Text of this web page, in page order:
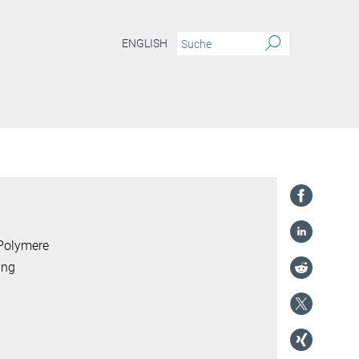
ENGLISH